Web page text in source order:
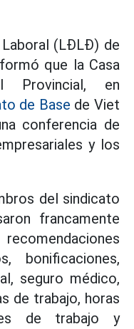
(LĐLĐ) de
que la Casa
Provincial, en
de Base de Viet
conferencia de
y los
del sindicato
francamente
bonificaciones,
seguro médico,
de trabajo, horas
de trabajo y